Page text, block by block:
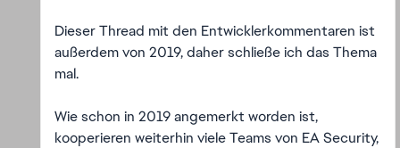
Dieser Thread mit den Entwicklerkommentaren ist
außerdem von 2019, daher schließe ich das Thema
mal.
Wie schon in 2019 angemerkt worden ist,
kooperieren weiterhin viele Teams von EA Security,